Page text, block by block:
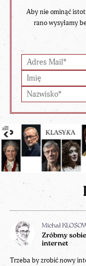
Aby nie ominąć
rano wysyłamy
Michał
Zróbmy
internet
Trzeba by zrobić nowy